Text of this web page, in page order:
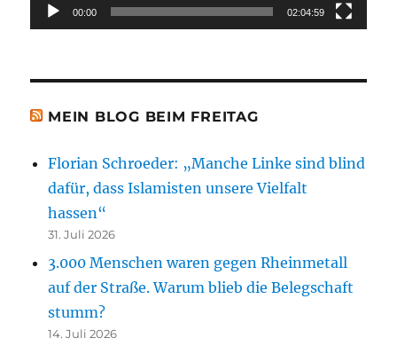
00:00 02:04:59
MEIN BLOG BEIM FREITAG
Florian Schroeder: „Manche Linke sind blind
dafür, dass Islamisten unsere Vielfalt
hassen“
31. Juli 2026
3.000 Menschen waren gegen Rheinmetall
auf der Straße. Warum blieb die Belegschaft
stumm?
14. Juli 2026